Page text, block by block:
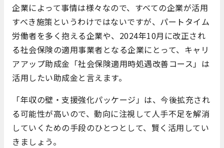
企業によって事情は様々なので、すべての企業が活用
すべき施策というわけではないですが、パートタイム
労働者を多く抱える企業や、2024年10月に改正され
る社会保険の適用事業者となる企業にとって、キャリ
アアップ助成金「社会保険適用時処遇改善コース」は
活用したい助成金と言えます。
「年収の壁・支援強化パッケージ」は、今後拡充され
る可能性が高いので、動向に注視して人手不足を解消
していくための手段のひとつとして、賢く活用してい
きましょう。